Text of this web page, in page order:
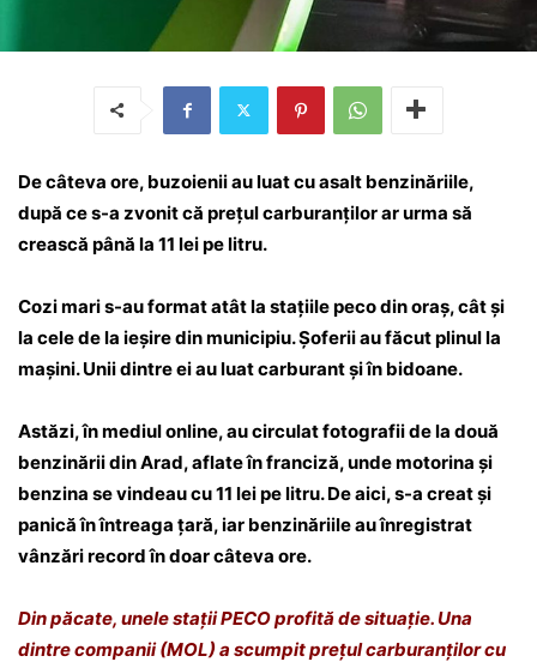
De câteva ore, buzoienii au luat cu asalt benzinăriile,
după ce s-a zvonit că prețul carburanților ar urma să
crească până la 11 lei pe litru.
Cozi mari s-au format atât la stațiile peco din oraș, cât și
la cele de la ieșire din municipiu. Șoferii au făcut plinul la
mașini. Unii dintre ei au luat carburant și în bidoane.
Astăzi, în mediul online, au circulat fotografii de la două
benzinării din Arad, aflate în franciză, unde motorina și
benzina se vindeau cu 11 lei pe litru. De aici, s-a creat și
panică în întreaga țară, iar benzinăriile au înregistrat
vânzări record în doar câteva ore.
Din păcate, unele stații PECO profită de situație. Una
dintre companii (MOL) a scumpit prețul carburanților cu